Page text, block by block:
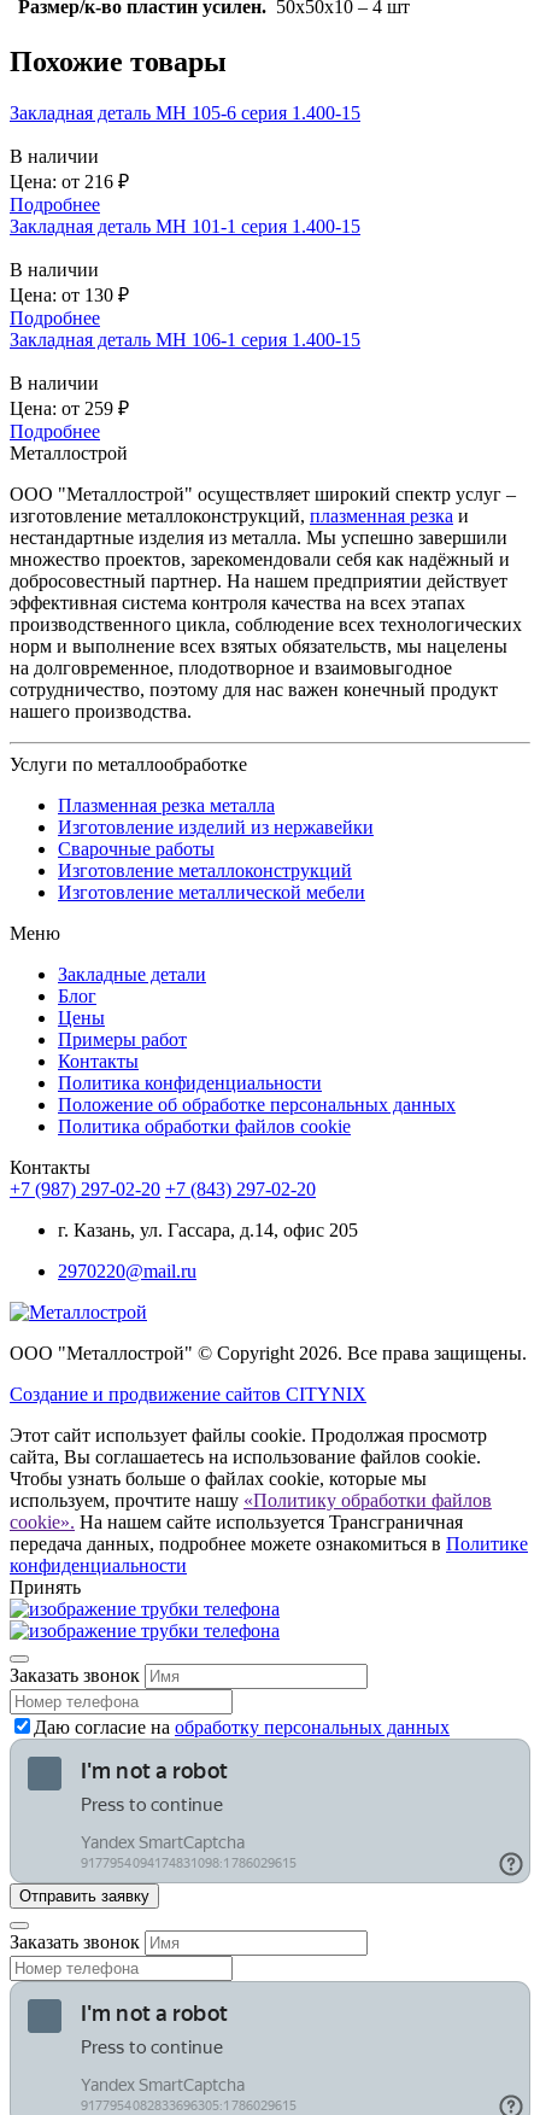
Размер/к-во пластин усилен. 50х50х10 – 4 шт
Похожие товары
Закладная деталь МН 105-6 серия 1.400-15
В наличии
Цена: от 216 ₽
Подробнее
Закладная деталь МН 101-1 серия 1.400-15
В наличии
Цена: от 130 ₽
Подробнее
Закладная деталь МН 106-1 серия 1.400-15
В наличии
Цена: от 259 ₽
Подробнее
Металлострой
ООО "Металлострой" осуществляет широкий спектр услуг –
изготовление металлоконструкций, плазменная резка и
нестандартные изделия из металла. Мы успешно завершили
множество проектов, зарекомендовали себя как надёжный и
добросовестный партнер. На нашем предприятии действует
эффективная система контроля качества на всех этапах
производственного цикла, соблюдение всех технологических
норм и выполнение всех взятых обязательств, мы нацелены
на долговременное, плодотворное и взаимовыгодное
сотрудничество, поэтому для нас важен конечный продукт
нашего производства.
Услуги по металлообработке
Плазменная резка металла
Изготовление изделий из нержавейки
Сварочные работы
Изготовление металлоконструкций
Изготовление металлической мебели
Меню
Закладные детали
Блог
Цены
Примеры работ
Контакты
Политика конфиденциальности
Положение об обработке персональных данных
Политика обработки файлов cookie
Контакты
+7 (987) 297-02-20 +7 (843) 297-02-20
г. Казань, ул. Гассара, д.14, офис 205
2970220@mail.ru
ООО "Металлострой" © Copyright 2026. Все права защищены.
Создание и продвижение сайтов CITYNIX
Этот сайт использует файлы cookie. Продолжая просмотр
сайта, Вы соглашаетесь на использование файлов cookie.
Чтобы узнать больше о файлах cookie, которые мы
используем, прочтите нашу «Политику обработки файлов
cookie». На нашем сайте используется Трансграничная
передача данных, подробнее можете ознакомиться в Политике
конфиденциальности
Принять
Заказать звонок
Даю согласие на обработку персональных данных
Заказать звонок